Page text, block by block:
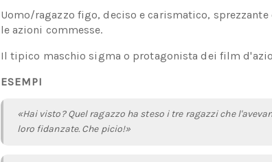
Uomo/ragazzo figo, deciso e carismatico,
le azioni commesse.
Il tipico maschio sigma o protagonista dei film
ESEMPI
«Hai visto? Quel ragazzo ha steso i tre ragazzi che
loro fidanzate. Che picio!»